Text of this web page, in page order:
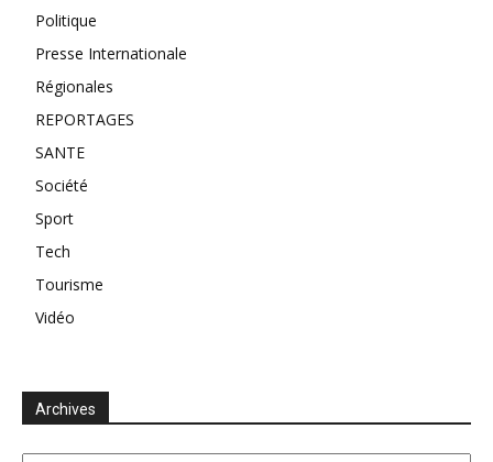
Politique
Presse Internationale
Régionales
REPORTAGES
SANTE
Société
Sport
Tech
Tourisme
Vidéo
Archives
Archives